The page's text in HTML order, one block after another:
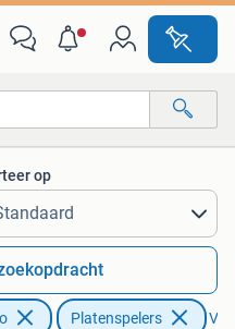
op
Platenspelers